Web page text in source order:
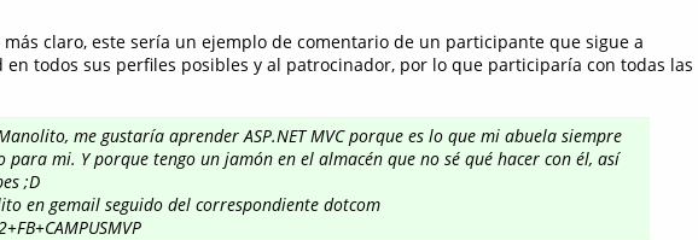
más claro, este sería un ejemplo de comentario de un participante que sigue a
en todos sus perfiles posibles y al patrocinador, por lo que participaría con todas las
me gustaría aprender ASP.NET MVC porque es lo que mi abuela siempre
para mi. Y porque tengo un jamón en el almacén que no sé qué hacer con él, así
;D
en gemail seguido del correspondiente dotcom